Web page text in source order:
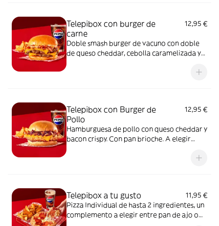
Telepibox con burger de
carne
12,95 €
Doble smash burger de vacuno con doble
de queso cheddar, cebolla caramelizada y
Telepibox con Burger de
Pollo
12,95 €
Hamburguesa de pollo con queso cheddar y
bacon crispy. Con pan brioche. A elegir
Acompañada de una ración de patatas gajo
Telepibox a tu gusto
11,95 €
Pizza Individual de hasta 2 ingredientes, un
complemento a elegir entre pan de ajo o